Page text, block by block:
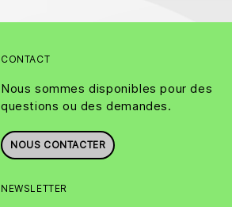
CONTACT
Nous sommes disponibles pour des
questions ou des demandes.
NOUS CONTACTER
NEWSLETTER